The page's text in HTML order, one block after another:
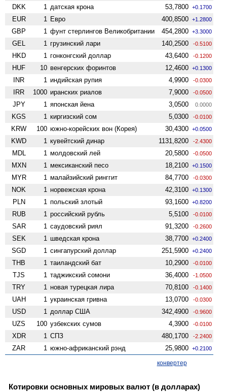
DKK 1 датская крона 53,7800 +0.1700
EUR 1 Евро 400,8500 +1.2800
GBP 1 фунт стерлингов Велико­британии 454,2800 +3.3000
GEL 1 грузинский лари 140,2500 -0.5100
HKD 1 гонконгский доллар 43,6400 -0.1200
HUF 10 венгерских форинтов 12,4600 +0.1300
INR 1 индийская рупия 4,9900 -0.0300
IRR 1000 иранских риалов 7,9000 -0.0500
JPY 1 японская йена 3,0500 0.0000
KGS 1 киргизский сом 5,0300 -0.0100
KRW 100 южно-корейских вон (Корея) 30,4300 +0.0500
KWD 1 кувейтский динар 1131,8200 -2.4300
MDL 1 молдовский лей 20,5800 -0.0500
MXN 1 мексиканский песо 18,2100 +0.1500
MYR 1 малайзийский ринггит 84,7700 -0.0300
NOK 1 норвежская крона 42,3100 +0.1300
PLN 1 польский злотый 93,1600 +0.8200
RUB 1 российский рубль 5,5100 -0.0100
SAR 1 саудовский риял 91,3200 -0.2600
SEK 1 шведская крона 38,7700 +0.2400
SGD 1 сингапурский доллар 251,5900 +0.2400
THB 1 таиландский бат 10,2900 -0.0100
TJS 1 таджикский сомони 36,4000 -1.0500
TRY 1 новая турецкая лира 70,8100 -0.1400
UAH 1 украинская гривна 13,0700 -0.0300
USD 1 доллар США 342,4900 -0.9600
UZS 100 узбекских сумов 4,3900 -0.0100
XDR 1 СПЗ 480,1700 -2.2400
ZAR 1 южно-африканский рэнд 25,9800 +0.2100
конвертер
Котировки основных мировых валют (в долларах)